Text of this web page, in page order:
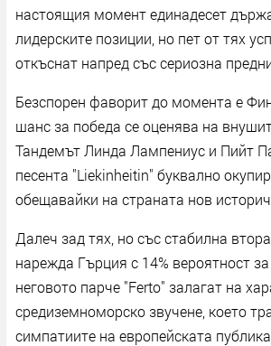
настоящия момент единадесет
лидерските позиции, но пет от тях
откъснат напред със сериозна
Безспорен фаворит до момента е
шанс за победа се оценява на
Тандемът Линда Лампениус и Пийт
песента "Liekinheitin" буквално
обещавайки на страната нов
Далеч зад тях, но със стабилна
нарежда Гърция с 14% вероятност
неговото парче "Ferto" залагат на
средиземноморско звучене, което
симпатиите на европейската